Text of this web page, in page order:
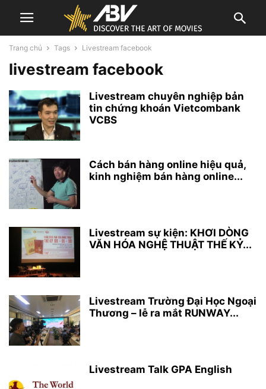
Trang chủ Tags Livestream facebook
livestream facebook
Livestream chuyên nghiệp bản
tin chứng khoán Vietcombank
VCBS
Cách bán hàng online hiệu quả,
kinh nghiệm bán hàng online...
Livestream sự kiện: KHƠI DÒNG
VĂN HÓA NGHỆ THUẬT THẾ KỶ...
Livestream Trường Đại Học Ngoại
Thương – lễ ra mắt RUNWAY...
Livestream Talk GPA English